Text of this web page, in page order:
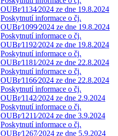
OUBr⁄1134⁄2024 ze dne 19.8.2024
Poskytnutí informace o čj.
OUBr⁄1099⁄2024 ze dne 19.8.2024
Poskytnutí informace o čj.
OUBr⁄1192⁄2024 ze dne 19.8.2024
Poskytnutí informace o čj.
OUBr⁄1181⁄2024 ze dne 22.8.2024
Poskytnutí informace o čj.
OUBr⁄1166⁄2024 ze dne 22.8.2024
Poskytnutí informace o čj.
OUBr⁄1142⁄2024 ze dne 2.9.2024
Poskytnutí informace o čj.
OUBr⁄1211⁄2024 ze dne 3.9.2024
Poskytnutí informace o čj.
OUBr⁄1267⁄2024 ze dne 5.9.2024